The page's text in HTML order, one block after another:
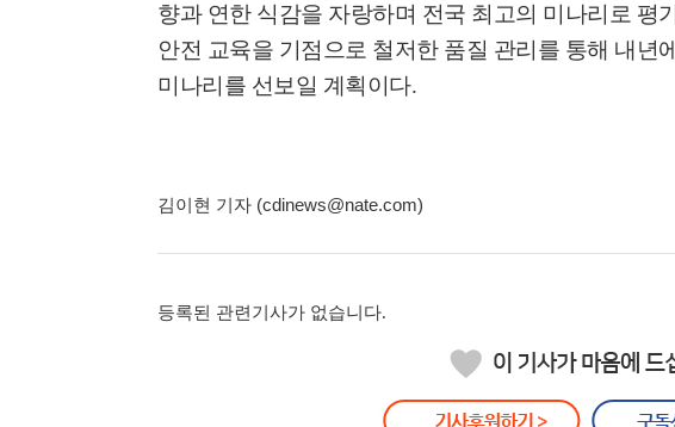
향과 연한 식감을 자랑하며 전국 최고의 미나리로 평
안전 교육을 기점으로 철저한 품질 관리를 통해 내년
미나리를 선보일 계획이다.
김이현 기자 (cdinews@nate.com)
등록된 관련기사가 없습니다.